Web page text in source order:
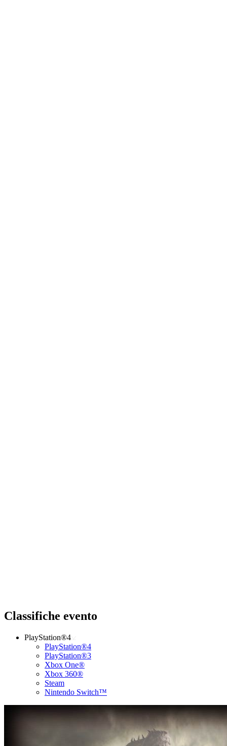
Classifiche evento
PlayStation®4
PlayStation®4
PlayStation®3
Xbox One®
Xbox 360®
Steam
Nintendo Switch™